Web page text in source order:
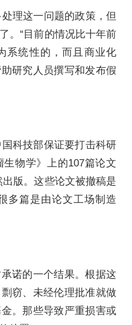
理这一问题的政策，但
。“目前的情况比十年前
系统性的，而且商业化
研究人员撰写和发布假
科技部保证要打击科研
物学》上的107篇论文
版。这些论文被撤稿是
多篇是由论文工场制造
诺的一个结果。根据这
窃、未经伦理批准就做
。那些导致严重损害或